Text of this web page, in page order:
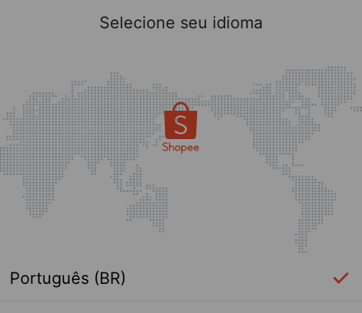
Selecione seu idioma
Português (BR)